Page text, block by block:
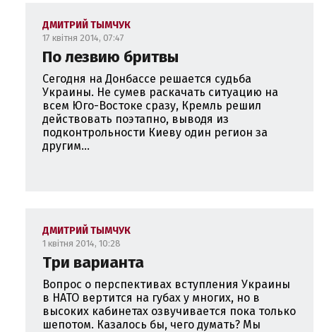
ДМИТРИЙ ТЫМЧУК
17 квітня 2014, 07:47
По лезвию бритвы
Сегодня на Донбассе решается судьба
Украины. Не сумев раскачать ситуацию на
всем Юго-Востоке сразу, Кремль решил
действовать поэтапно, выводя из
подконтрольности Киеву один регион за
другим...
ДМИТРИЙ ТЫМЧУК
1 квітня 2014, 10:28
Три варианта
Вопрос о перспективах вступления Украины
в НАТО вертится на губах у многих, но в
высоких кабинетах озвучивается пока только
шепотом. Казалось бы, чего думать? Мы